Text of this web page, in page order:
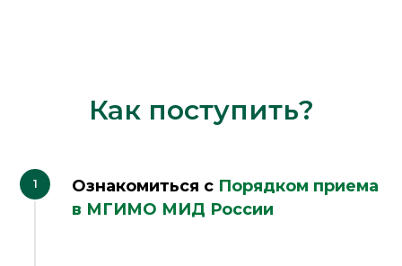
Как поступить?
Ознакомиться с Порядком приема
в МГИМО МИД России